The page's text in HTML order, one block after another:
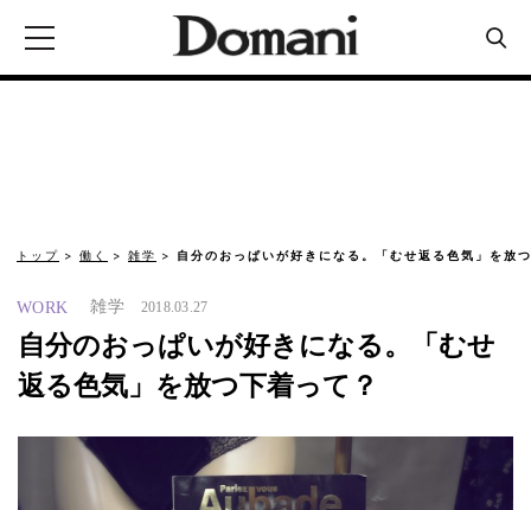
トップ 働く 雑学 自分のおっぱいが好きになる。「むせ返る色気」を放
WORK 雑学 2018.03.27
自分のおっぱいが好きになる。「むせ
返る色気」を放つ下着って？